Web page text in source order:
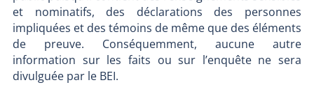
et nominatifs, des déclarations des personnes
impliquées et des témoins de même que des éléments
de preuve. Conséquemment, aucune autre
information sur les faits ou sur l’enquête ne sera
divulguée par le BEI.